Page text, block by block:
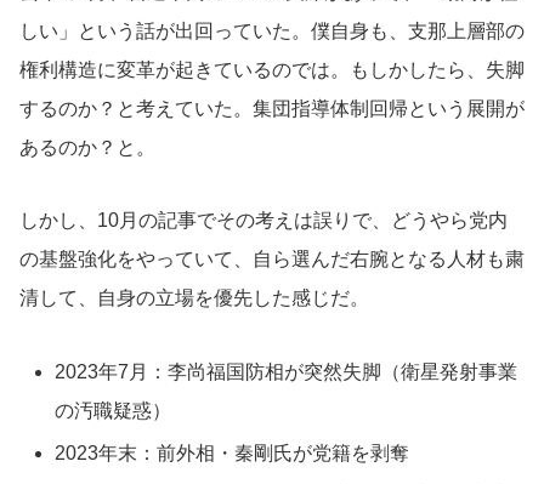
しい」という話が出回っていた。僕自身も、支那上層部の
権利構造に変革が起きているのでは。もしかしたら、失脚
するのか？と考えていた。集団指導体制回帰という展開が
あるのか？と。
しかし、10月の記事でその考えは誤りで、どうやら党内
の基盤強化をやっていて、自ら選んだ右腕となる人材も粛
清して、自身の立場を優先した感じだ。
2023年7月：李尚福国防相が突然失脚（衛星発射事業
の汚職疑惑）
2023年末：前外相・秦剛氏が党籍を剥奪